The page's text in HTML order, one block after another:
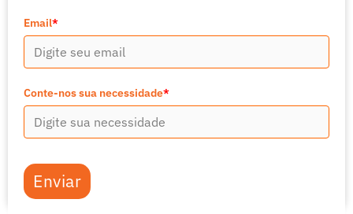
+55
Email*
Conte-nos sua necessidade*
Enviar